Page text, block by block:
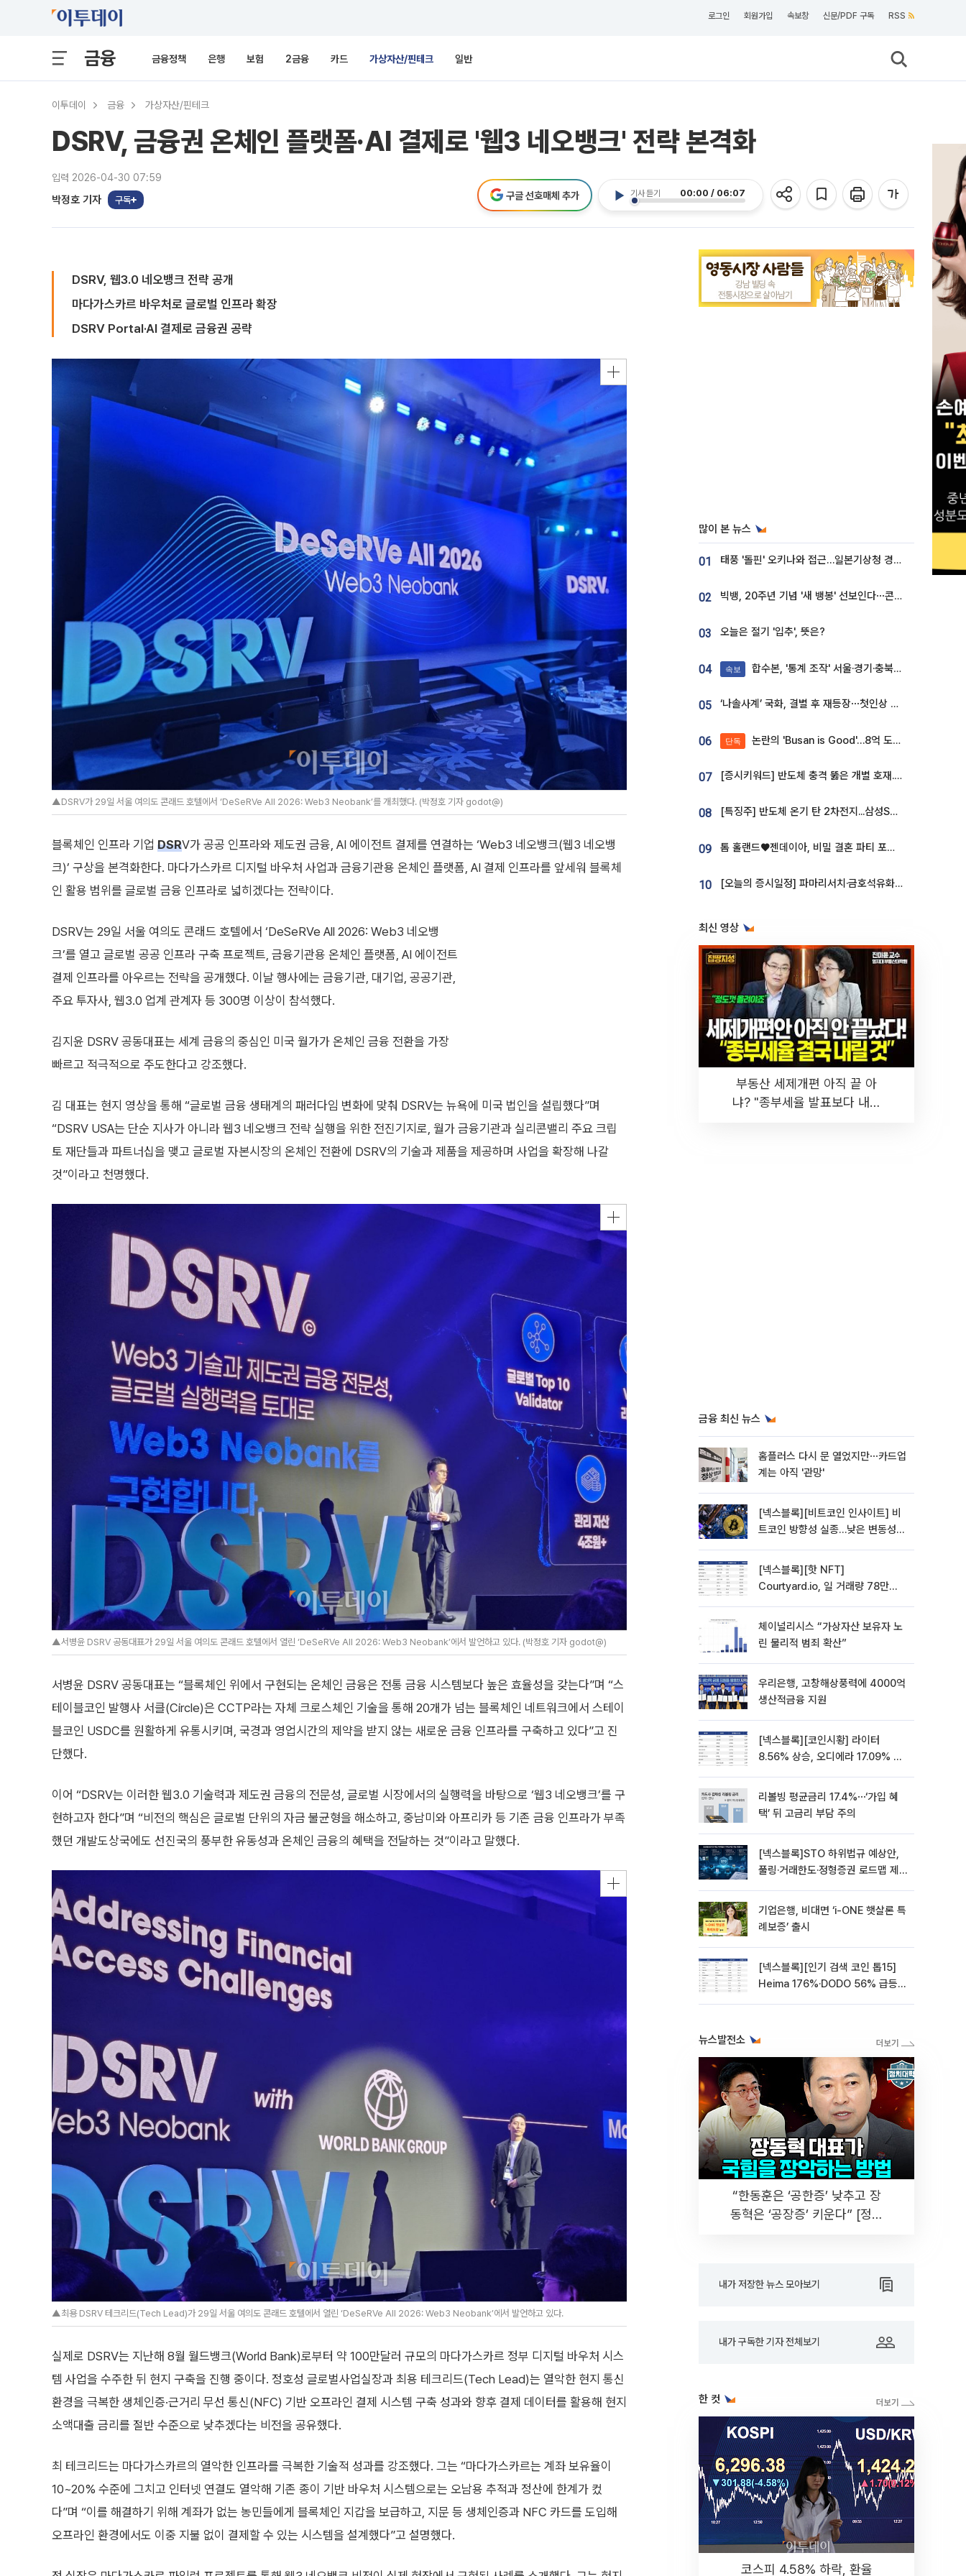
로그인 회원가입 속보창 신문/PDF 구독 RSS
금융 금융정책 은행 보험 2금융 카드 가상자산/핀테크 일반
이투데이 금융 가상자산/핀테크
DSRV, 금융권 온체인 플랫폼·AI 결제로 '웹3 네오뱅크' 전략 본격화
입력 2026-04-30 07:59
박정호 기자 구독
기사 듣기 00:00 / 06:07
구글 선호매체 추가
DSRV, 웹3.0 네오뱅크 전략 공개
마다가스카르 바우처로 글로벌 인프라 확장
DSRV Portal·AI 결제로 금융권 공략
▲DSRV가 29일 서울 여의도 콘래드 호텔에서 ‘DeSeRVe All 2026: Web3 Neobank’를 개최했다. (박정호 기자 godot@)
블록체인 인프라 기업 DSRV가 공공 인프라와 제도권 금융, AI 에이전트 결제를 연결하는 ‘Web3 네오뱅크(웹3 네오뱅
크)’ 구상을 본격화한다. 마다가스카르 디지털 바우처 사업과 금융기관용 온체인 플랫폼, AI 결제 인프라를 앞세워 블록체
인 활용 범위를 글로벌 금융 인프라로 넓히겠다는 전략이다.
DSRV는 29일 서울 여의도 콘래드 호텔에서 ‘DeSeRVe All 2026: Web3 네오뱅
크’를 열고 글로벌 공공 인프라 구축 프로젝트, 금융기관용 온체인 플랫폼, AI 에이전트
결제 인프라를 아우르는 전략을 공개했다. 이날 행사에는 금융기관, 대기업, 공공기관,
주요 투자사, 웹3.0 업계 관계자 등 300명 이상이 참석했다.
김지윤 DSRV 공동대표는 세계 금융의 중심인 미국 월가가 온체인 금융 전환을 가장
빠르고 적극적으로 주도한다고 강조했다.
김 대표는 현지 영상을 통해 “글로벌 금융 생태계의 패러다임 변화에 맞춰 DSRV는 뉴욕에 미국 법인을 설립했다”며
“DSRV USA는 단순 지사가 아니라 웹3 네오뱅크 전략 실행을 위한 전진기지로, 월가 금융기관과 실리콘밸리 주요 크립
토 재단들과 파트너십을 맺고 글로벌 자본시장의 온체인 전환에 DSRV의 기술과 제품을 제공하며 사업을 확장해 나갈
것”이라고 천명했다.
▲서병윤 DSRV 공동대표가 29일 서울 여의도 콘래드 호텔에서 열린 ‘DeSeRVe All 2026: Web3 Neobank’에서 발언하고 있다. (박정호 기자 godot@)
서병윤 DSRV 공동대표는 “블록체인 위에서 구현되는 온체인 금융은 전통 금융 시스템보다 높은 효율성을 갖는다”며 “스
테이블코인 발행사 서클(Circle)은 CCTP라는 자체 크로스체인 기술을 통해 20개가 넘는 블록체인 네트워크에서 스테이
블코인 USDC를 원활하게 유통시키며, 국경과 영업시간의 제약을 받지 않는 새로운 금융 인프라를 구축하고 있다”고 진
단했다.
이어 “DSRV는 이러한 웹3.0 기술력과 제도권 금융의 전문성, 글로벌 시장에서의 실행력을 바탕으로 ‘웹3 네오뱅크’를 구
현하고자 한다”며 “비전의 핵심은 글로벌 단위의 자금 불균형을 해소하고, 중남미와 아프리카 등 기존 금융 인프라가 부족
했던 개발도상국에도 선진국의 풍부한 유동성과 온체인 금융의 혜택을 전달하는 것”이라고 말했다.
▲최용 DSRV 테크리드(Tech Lead)가 29일 서울 여의도 콘래드 호텔에서 열린 ‘DeSeRVe All 2026: Web3 Neobank’에서 발언하고 있다.
실제로 DSRV는 지난해 8월 월드뱅크(World Bank)로부터 약 100만달러 규모의 마다가스카르 정부 디지털 바우처 시스
템 사업을 수주한 뒤 현지 구축을 진행 중이다. 정호성 글로벌사업실장과 최용 테크리드(Tech Lead)는 열악한 현지 통신
환경을 극복한 생체인증·근거리 무선 통신(NFC) 기반 오프라인 결제 시스템 구축 성과와 향후 결제 데이터를 활용해 현지
소액대출 금리를 절반 수준으로 낮추겠다는 비전을 공유했다.
최 테크리드는 마다가스카르의 열악한 인프라를 극복한 기술적 성과를 강조했다. 그는 “마다가스카르는 계좌 보유율이
10~20% 수준에 그치고 인터넷 연결도 열악해 기존 종이 기반 바우처 시스템으로는 오남용 추적과 정산에 한계가 컸
다”며 “이를 해결하기 위해 계좌가 없는 농민들에게 블록체인 지갑을 보급하고, 지문 등 생체인증과 NFC 카드를 도입해
오프라인 환경에서도 이중 지불 없이 결제할 수 있는 시스템을 설계했다”고 설명했다.
많이 본 뉴스
01 태풍 '돌핀' 오키나와 접근…일본기상청 경로 업데이트
02 빅뱅, 20주년 기념 '새 뱅봉' 선보인다⋯콘서트 앞두고 팝업 개최
03 오늘은 절기 '입추', 뜻은?
04 속보 합수본, '통계 조작' 서울·경기·충북 선관위 등 추가 압수수색
05 ‘나솔사계’ 국화, 결별 후 재등장⋯첫인상 투표 휩쓸고 ‘인기녀’ 등극
06 단독 논란의 'Busan is Good'…8억 도시브랜드, 용산 대통령실 CI 업체가 수행
07 [증시키워드] 반도체 충격 뚫은 개별 호재...포스코퓨처엠·에코프로·한화솔루션 '눈길'
08 [특징주] 반도체 온기 탄 2차전지...삼성SDI, 장 초반 7% 넘게 껑충
09 톰 홀랜드♥젠데이아, 비밀 결혼 파티 포착⋯호텔 대관비만 9억
10 [오늘의 증시일정] 파마리서치·금호석유화학·코오롱인더·상상인증권 등
최신 영상
부동산 세제개편 아직 끝 아
냐? "종부세율 발표보다 내릴
금융 최신 뉴스
홈플러스 다시 문 열었지만⋯카드업
계는 아직 '관망'
[넥스블록][비트코인 인사이트] 비
트코인 방향성 실종…낮은 변동성에
[넥스블록][핫 NFT]
Courtyard.io, 일 거래량 78만
체이널리시스 “가상자산 보유자 노
린 물리적 범죄 확산”
우리은행, 고창해상풍력에 4000억
생산적금융 지원
[넥스블록][코인시황] 라이터
8.56% 상승, 오디에라 17.09% 하
리볼빙 평균금리 17.4%⋯‘가입 혜
택’ 뒤 고금리 부담 주의
[넥스블록]STO 하위법규 예상안,
풀링·거래한도·정형증권 로드맵 제
기업은행, 비대면 ‘i-ONE 햇살론 특
례보증’ 출시
[넥스블록][인기 검색 코인 톱15]
Heima 176%·DODO 56% 급등…
뉴스발전소
“한동훈은 ‘공한증’ 낮추고 장
동혁은 ‘공장증’ 키운다” [정치
내가 저장한 뉴스 모아보기
내가 구독한 기자 전체보기
한 컷
코스피 4.58% 하락, 환율